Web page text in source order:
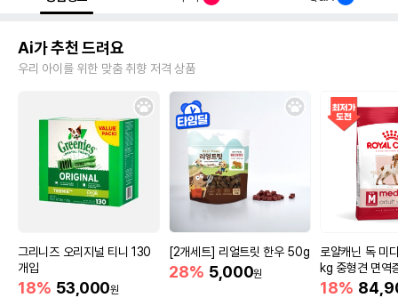
Ai가 추천 드려요
우리 아이를 위한 맞춤 취향 저격 상품
그리니즈 오리지널 티니 130
개입
18% 53,000원
[2개세트] 리얼트릿 한우 50g
28% 5,000원
로얄캐닌 독 미
kg 중형견 면역
18%